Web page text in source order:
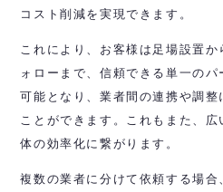
コスト削減を実現できます。
これにより、お客様は足場設置
ォローまで、信頼できる単一の
可能となり、業者間の連携や調整
ことができます。これもまた、
体の効率化に繋がります。
複数の業者に分けて依頼する場